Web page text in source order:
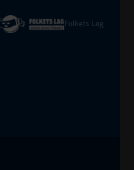
Folkets Lag